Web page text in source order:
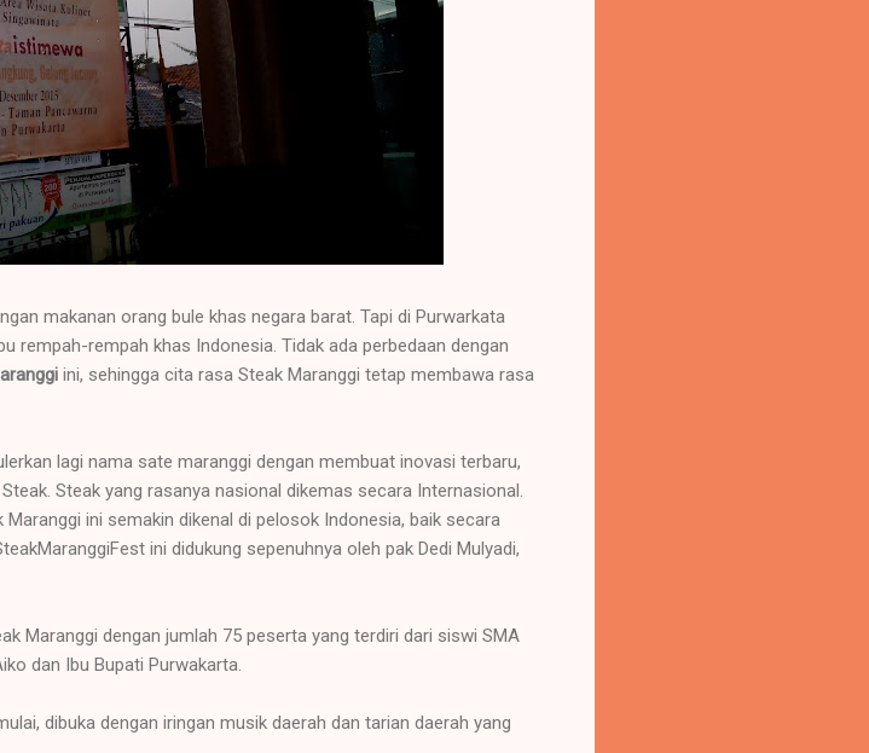
makanan orang bule khas negara barat. Tapi di Purwarkata
rempah-rempah khas Indonesia. Tidak ada perbedaan dengan
ini, sehingga cita rasa Steak Maranggi tetap membawa rasa
lagi nama sate maranggi dengan membuat inovasi terbaru,
Steak yang rasanya nasional dikemas secara Internasional.
ini semakin dikenal di pelosok Indonesia, baik secara
ini didukung sepenuhnya oleh pak Dedi Mulyadi,
Maranggi dengan jumlah 75 peserta yang terdiri dari siswi SMA
dan Ibu Bupati Purwakarta.
dibuka dengan iringan musik daerah dan tarian daerah yang